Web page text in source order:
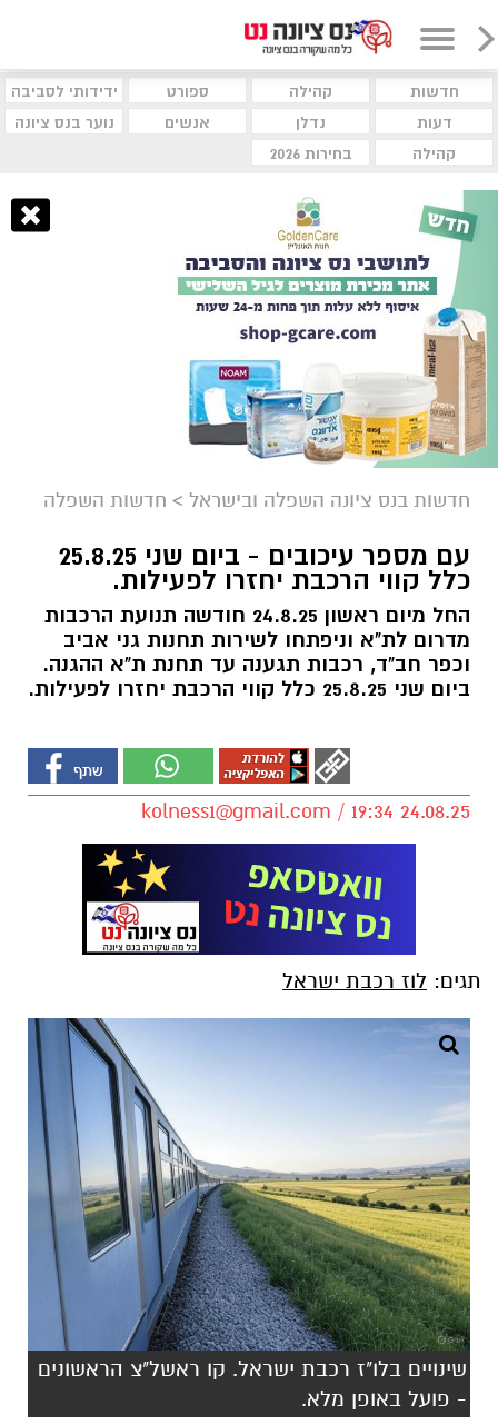
חדשות קהילה ספורט
ידידותי לסביבה
דעות
נדלן אנשים
נוער בנס ציונה
קהילה
בחירות 2026
חדשות בנס ציונה השפלה ובישראל > חדשות השפלה
עם מספר עיכובים - ביום שני 25.8.25
כלל קווי הרכבת יחזרו לפעילות.
החל מיום ראשון 24.8.25 חודשה תנועת הרכבות
מדרום לת"א וניפתחו לשירות תחנות גני אביב
וכפר חב"ד, רכבות תגענה עד תחנת ת"א ההגנה.
ביום שני 25.8.25 כלל קווי הרכבת יחזרו לפעילות.
kolness1@gmail.com / 19:34 24.08.25
תגים: לוז רכבת ישראל
שינויים בלו"ז רכבת ישראל. קו ראשל"צ הראשונים
- פועל באופן מלא.